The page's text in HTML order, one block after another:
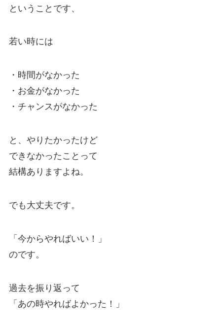
ということです、
若い時には
・時間がなかった
・お金がなかった
・チャンスがなかった
と、やりたかったけど
できなかったことって
結構ありますよね。
でも大丈夫です。
「今からやればいい！」
のです。
過去を振り返って
「あの時やればよかった！」